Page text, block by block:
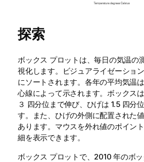
探索
ボックス プロットは、毎日の気温の
視化します。ビジュアライゼーショ
にソートされます。各年の平均気温
心線によって示されます。ボックス
３ 四分位まで伸び、ひげは 1.5 四分
す。また、ひげの外側に配置された
あります。マウスを外れ値のポイン
細を表示できます。
ボックス プロットで、2010 年のボ